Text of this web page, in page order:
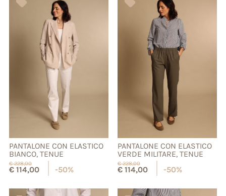
PANTALONE CON ELASTICO
BIANCO, TENUE
€228,00
€114,00 -50%
PANTALONE CON ELASTICO
VERDE MILITARE, TENUE
€228,00
€114,00 -50%